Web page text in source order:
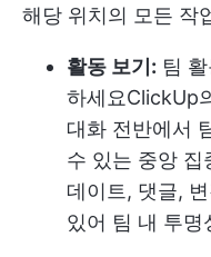
해당 위치의 모든 작
활동 보기: 팀
하세요ClickUp
대화 전반에서
수 있는 중앙 집
데이트, 댓글,
있어 팀 내 투명